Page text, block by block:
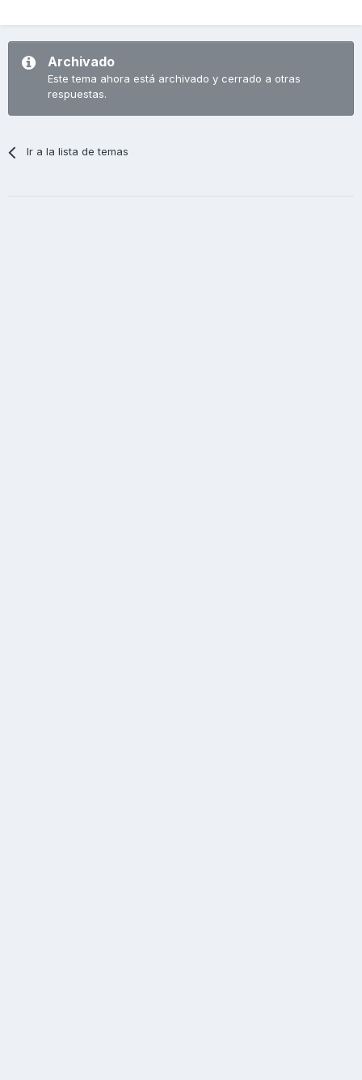
Archivado
Este tema ahora está archivado y cerrado a otras
respuestas.
Ir a la lista de temas